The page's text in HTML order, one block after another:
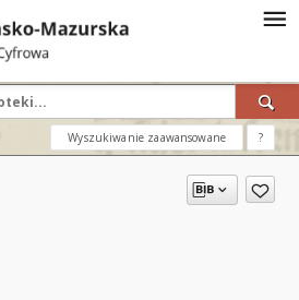
Wyszukiwanie zaawansowane ?